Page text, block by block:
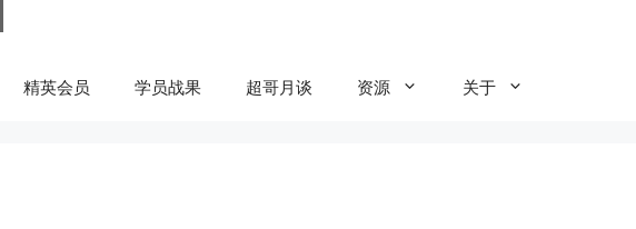
精英会员 学员战果 超哥月谈 资源 关于